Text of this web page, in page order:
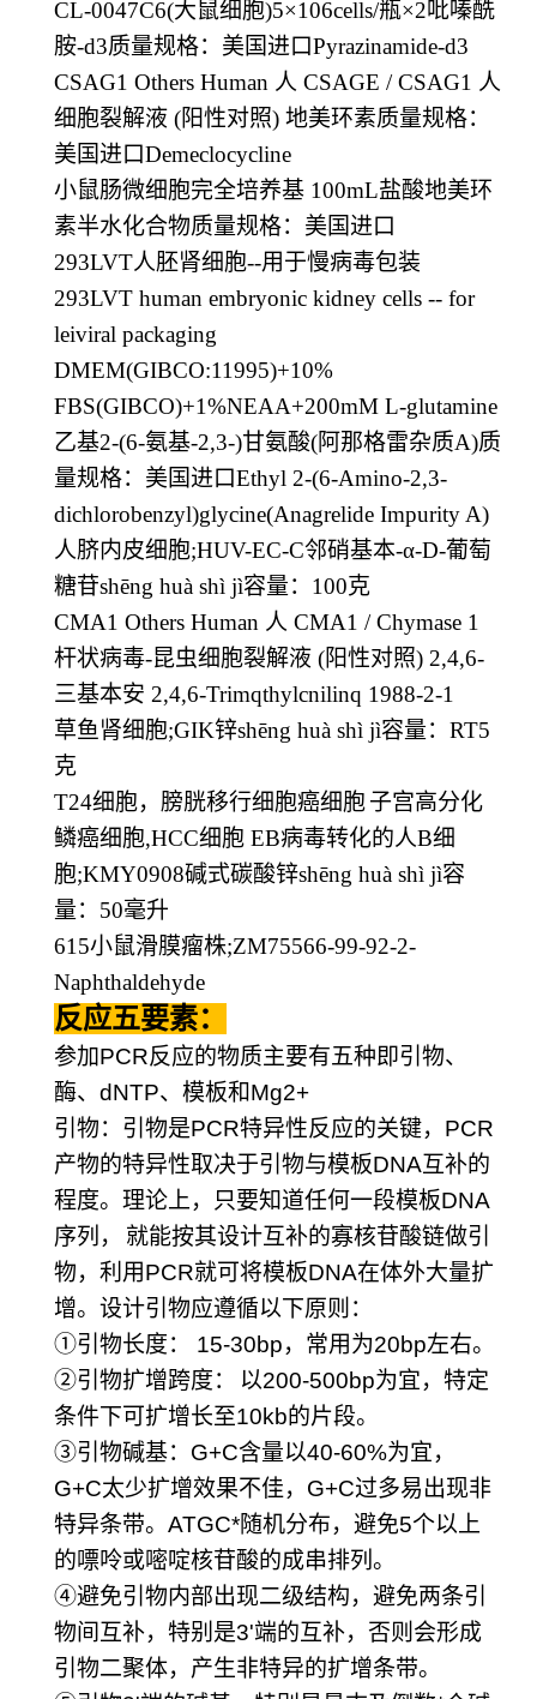
CL-0047C6(大鼠细胞)5×106cells/瓶×2吡嗪酰
胺-d3质量规格：美国进口Pyrazinamide-d3
CSAG1 Others Human 人 CSAGE / CSAG1 人
细胞裂解液 (阳性对照) 地美环素质量规格：
美国进口Demeclocycline
小鼠肠微细胞完全培养基 100mL盐酸地美环
素半水化合物质量规格：美国进口
293LVT人胚肾细胞--用于慢病毒包装
293LVT human embryonic kidney cells -- for
leiviral packaging
DMEM(GIBCO:11995)+10%
FBS(GIBCO)+1%NEAA+200mM L-glutamine
乙基2-(6-氨基-2,3-)甘氨酸(阿那格雷杂质A)质
量规格：美国进口Ethyl 2-(6-Amino-2,3-
dichlorobenzyl)glycine(Anagrelide Impurity A)
人脐内皮细胞;HUV-EC-C邻硝基本-α-D-葡萄
糖苷shēng huà shì jì容量： 100克
CMA1 Others Human 人 CMA1 / Chymase 1
杆状病毒-昆虫细胞裂解液 (阳性对照) 2,4,6-
三基本安 2,4,6-Trimqthylcnilinq 1988-2-1
草鱼肾细胞;GIK锌shēng huà shì jì容量： RT5
克
T24细胞，膀胱移行细胞癌细胞子宫高分化
鳞癌细胞,HCC细胞 EB病毒转化的人B细
胞;KMY0908碱式碳酸锌shēng huà shì jì容
量： 50毫升
615小鼠滑膜瘤株;ZM75566-99-92-2-
Naphthaldehyde
反应五要素：
参加PCR反应的物质主要有五种即引物、
酶、 dNTP、模板和Mg2+
引物：引物是PCR特异性反应的关键， PCR
产物的特异性取决于引物与模板DNA互补的
程度。理论上，只要知道任何一段模板DNA
序列，
就能按其设计互补的寡核苷酸链做引
物，利用PCR就可将模板DNA在体外大量扩
增。设计引物应遵循以下原则：
①引物长度： 15-30bp，常用为20bp左右。
②引物扩增跨度： 以200-500bp为宜，特定
条件下可扩增长至10kb的片段。
③引物碱基： G+C含量以40-60%为宜，
G+C太少扩增效果不佳， G+C过多易出现非
特异条带。 ATGC*随机分布，避免5个以上
的嘌呤或嘧啶核苷酸的成串排列。
④避免引物内部出现二级结构，避免两条引
物间互补，特别是3'端的互补，否则会形成
引物二聚体，产生非特异的扩增条带。